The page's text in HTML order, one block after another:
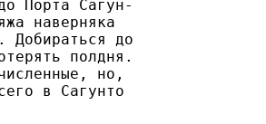
Порта Сагун-
наверняка
Добираться до
полдня.
но,
в Сагунто